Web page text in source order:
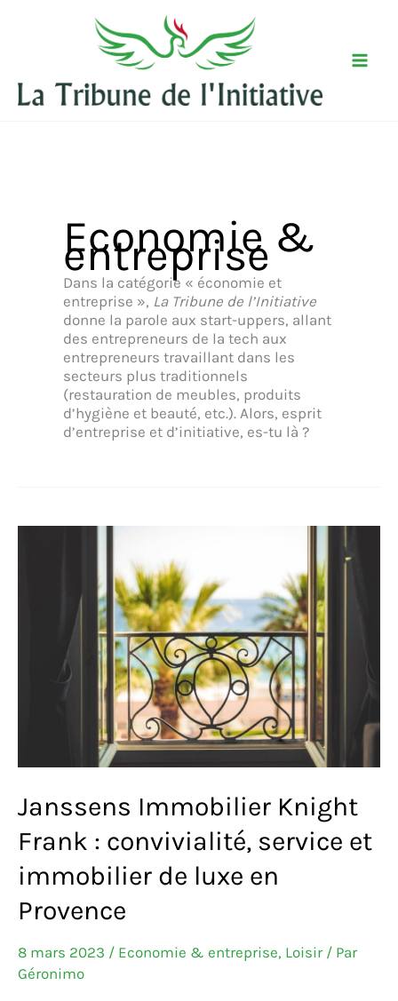
Economie &
entreprise
Dans la catégorie « économie et
entreprise », La Tribune de l’Initiative
donne la parole aux start-uppers, allant
des entrepreneurs de la tech aux
entrepreneurs travaillant dans les
secteurs plus traditionnels
(restauration de meubles, produits
d’hygiène et beauté, etc.). Alors, esprit
d’entreprise et d’initiative, es-tu là ?
Janssens Immobilier Knight
Frank : convivialité, service et
immobilier de luxe en
Provence
8 mars 2023 / Economie & entreprise, Loisir / Par
Géronimo